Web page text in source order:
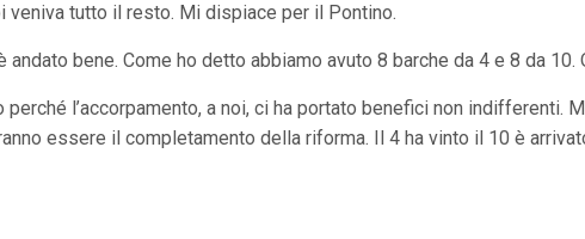
veniva tutto il resto. Mi dispiace per il Pontino.
bene. Come ho detto abbiamo avuto 8 barche da 4 e 8 da
l’accorpamento, a noi, ci ha portato benefici non indifferenti.
essere il completamento della riforma. Il 4 ha vinto il 10 è